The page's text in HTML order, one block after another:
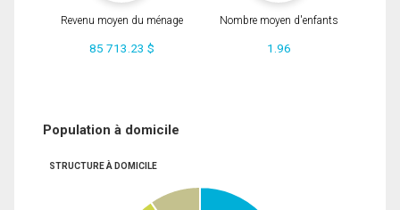
Revenu moyen du ménage
85 713.23 $
Nombre moyen d'enfants
1.96
Population à domicile
STRUCTURE À DOMICILE